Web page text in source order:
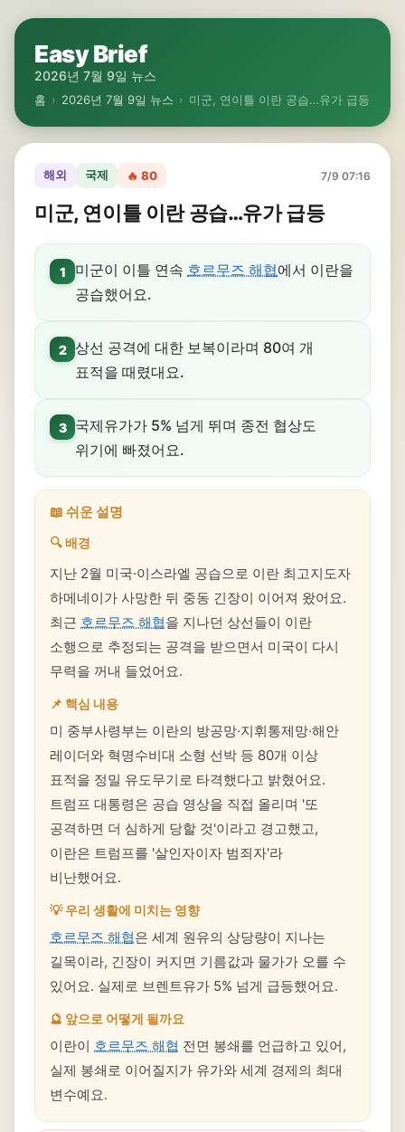
Easy Brief
2026년 7월 9일 뉴스
홈 › 2026년 7월 9일 뉴스 › 미군, 연이틀 이란 공습…유가 급등
해외 국제 🔥 80 7/9 07:16
미군, 연이틀 이란 공습…유가 급등
1 미군이 이틀 연속 호르무즈 해협에서 이란을
공습했어요.
2 상선 공격에 대한 보복이라며 80여 개
표적을 때렸대요.
3
국제유가가 5% 넘게 뛰며 종전 협상도
위기에 빠졌어요.
📖 쉬운 설명
🔍 배경
지난 2월 미국·이스라엘 공습으로 이란 최고지도자
하메네이가 사망한 뒤 중동 긴장이 이어져 왔어요.
최근 호르무즈 해협을 지나던 상선들이 이란
소행으로 추정되는 공격을 받으면서 미국이 다시
무력을 꺼내 들었어요.
📌 핵심 내용
미 중부사령부는 이란의 방공망·지휘통제망·해안
레이더와 혁명수비대 소형 선박 등 80개 이상
표적을 정밀 유도무기로 타격했다고 밝혔어요.
트럼프 대통령은 공습 영상을 직접 올리며 '또
공격하면 더 심하게 당할 것'이라고 경고했고,
이란은 트럼프를 '살인자이자 범죄자'라
비난했어요.
💡 우리 생활에 미치는 영향
호르무즈 해협은 세계 원유의 상당량이 지나는
길목이라, 긴장이 커지면 기름값과 물가가 오를 수
있어요. 실제로 브렌트유가 5% 넘게 급등했어요.
🔮 앞으로 어떻게 될까요
이란이 호르무즈 해협 전면 봉쇄를 언급하고 있어,
실제 봉쇄로 이어질지가 유가와 세계 경제의 최대
변수예요.